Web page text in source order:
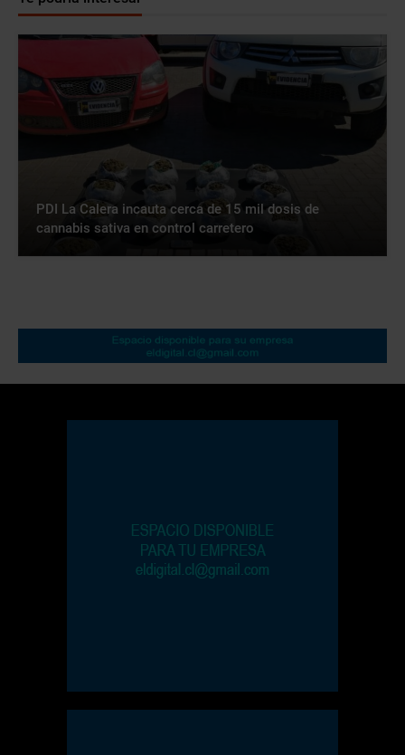
PDI La Calera incauta cerca de 15 mil dosis de
cannabis sativa en control carretero